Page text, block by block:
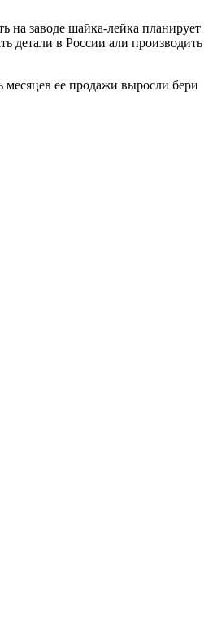
на заводе шайка-лейка планирует
детали в России али производить
ее продажи выросли бери